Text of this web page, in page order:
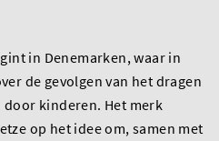
in Denemarken, waar in
de gevolgen van het dragen
kinderen. Het merk
op het idee om, samen met